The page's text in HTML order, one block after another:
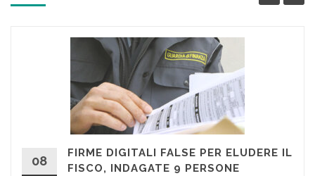
08
FIRME DIGITALI FALSE PER ELUDERE IL
FISCO, INDAGATE 9 PERSONE